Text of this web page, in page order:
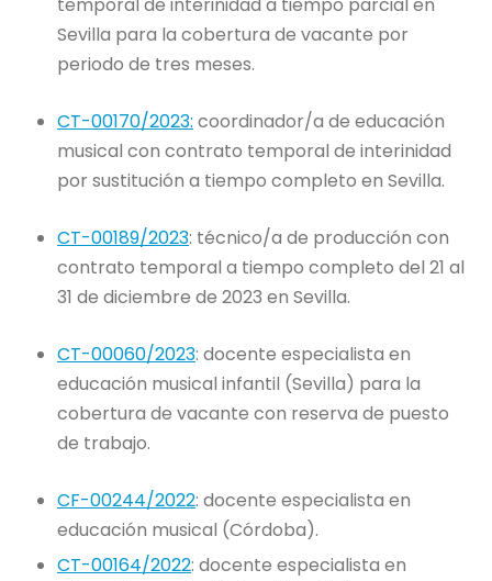
Sevilla para la cobertura de vacante por
periodo de tres meses.
CT-00170/2023: coordinador/a de educación
musical con contrato temporal de interinidad
por sustitución a tiempo completo en Sevilla.
CT-00189/2023: técnico/a de producción con
contrato temporal a tiempo completo del 21 al
31 de diciembre de 2023 en Sevilla.
CT-00060/2023: docente especialista en
educación musical infantil (Sevilla) para la
cobertura de vacante con reserva de puesto
de trabajo.
CF-00244/2022: docente especialista en
educación musical (Córdoba).
CT-00164/2022: docente especialista en